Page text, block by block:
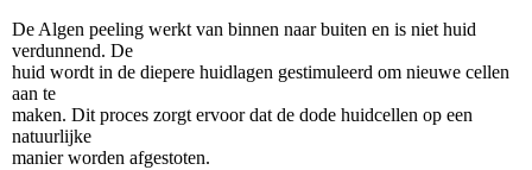
De Algen peeling werkt van binnen naar buiten en is niet huid
verdunnend. De
huid wordt in de diepere huidlagen gestimuleerd om nieuwe cellen
aan te
maken. Dit proces zorgt ervoor dat de dode huidcellen op een
natuurlijke
manier worden afgestoten.